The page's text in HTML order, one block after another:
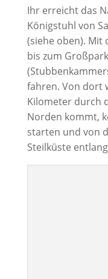
Ihr erreicht das
Königstuhl von
(siehe oben). Mit
bis zum
fahren. Von dort
Kilometer durch
Norden kommt,
starten und von
Steilküste